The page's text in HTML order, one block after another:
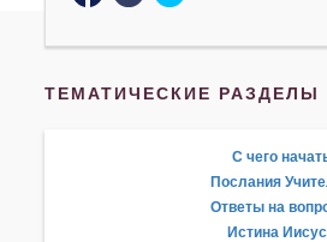
ТЕМАТИЧЕСКИЕ РАЗДЕЛЫ
С чего
Послания
Ответы на
Истина